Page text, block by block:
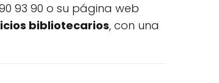
93 90 o su página web
bibliotecarios, con una